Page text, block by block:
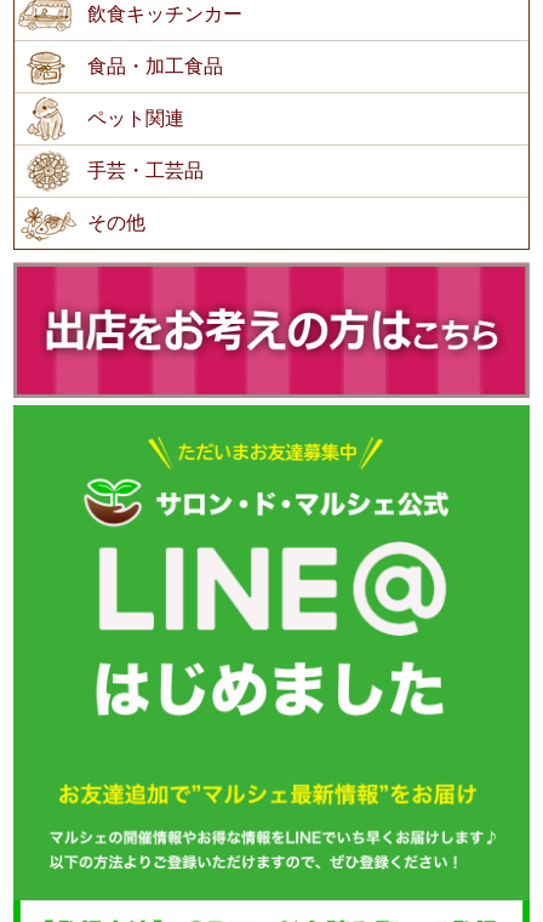
飲食キッチンカー
食品・加工食品
ペット関連
手芸・工芸品
その他